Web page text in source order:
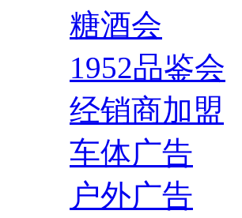
糖酒会
1952品鉴会
经销商加盟
车体广告
户外广告